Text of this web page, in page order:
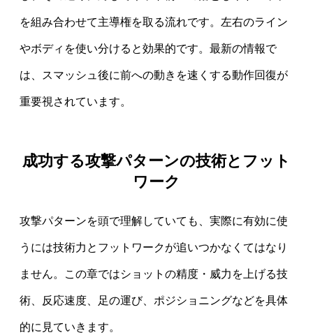
を組み合わせて主導権を取る流れです。左右のライン
やボディを使い分けると効果的です。最新の情報で
は、スマッシュ後に前への動きを速くする動作回復が
重要視されています。
成功する攻撃パターンの技術とフット
ワーク
攻撃パターンを頭で理解していても、実際に有効に使
うには技術力とフットワークが追いつかなくてはなり
ません。この章ではショットの精度・威力を上げる技
術、反応速度、足の運び、ポジショニングなどを具体
的に見ていきます。